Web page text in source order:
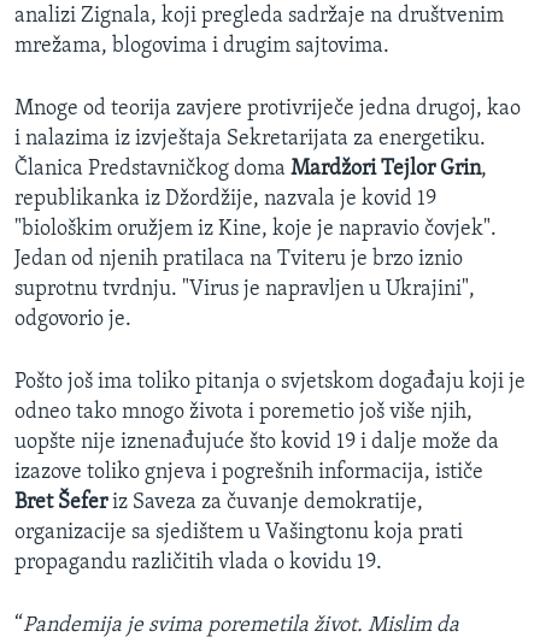
analizi Zignala, koji pregleda sadržaje na društvenim
mrežama, blogovima i drugim sajtovima.
Mnoge od teorija zavjere protivriječe jedna drugoj, kao
i nalazima iz izvještaja Sekretarijata za energetiku.
Članica Predstavničkog doma Mardžori Tejlor Grin,
republikanka iz Džordžije, nazvala je kovid 19
"biološkim oružjem iz Kine, koje je napravio čovjek".
Jedan od njenih pratilaca na Tviteru je brzo iznio
suprotnu tvrdnju. "Virus je napravljen u Ukrajini",
odgovorio je.
Pošto još ima toliko pitanja o svjetskom događaju koji je
odneo tako mnogo života i poremetio još više njih,
uopšte nije iznenađujuće što kovid 19 i dalje može da
izazove toliko gnjeva i pogrešnih informacija, ističe
Bret Šeferiz Saveza za čuvanje demokratije,
organizacije sa sjedištem u Vašingtonu koja prati
propagandu različitih vlada o kovidu 19.
“Pandemija je svima poremetila život. Mislim da